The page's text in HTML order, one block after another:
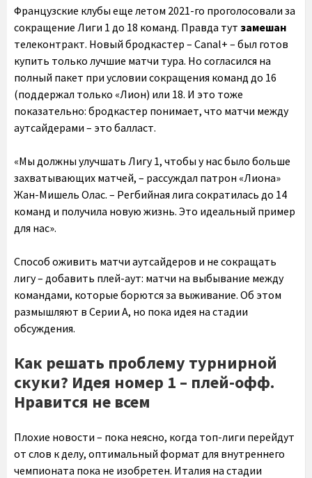
Французские клубы еще летом 2021-го проголосовали за
сокращение Лиги 1 до 18 команд. Правда тут замешан
телеконтракт. Новый бродкастер – Canal+ – был готов
купить только лучшие матчи тура. Но согласился на
полный пакет при условии сокращения команд до 16
(поддержал только «Лион) или 18. И это тоже
показательно: бродкастер понимает, что матчи между
аутсайдерами – это балласт.
«Мы должны улучшать Лигу 1, чтобы у нас было больше
захватывающих матчей, – рассуждал патрон «Лиона»
Жан-Мишель Олас. – Регбийная лига сократилась до 14
команд и получила новую жизнь. Это идеальный пример
для нас».
Способ оживить матчи аутсайдеров и не сокращать
лигу – добавить плей-аут: матчи на выбывание между
командами, которые борются за выживание. Об этом
размышляют в Серии А, но пока идея на стадии
обсуждения.
Как решать проблему турнирной
скуки? Идея номер 1 – плей-офф.
Нравится не всем
Плохие новости – пока неясно, когда топ-лиги перейдут
от слов к делу, оптимальный формат для внутреннего
чемпионата пока не изобретен. Италия на стадии